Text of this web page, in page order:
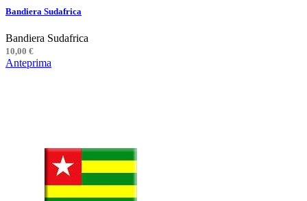
Bandiera Sudafrica
Bandiera Sudafrica
10,00 €
Anteprima